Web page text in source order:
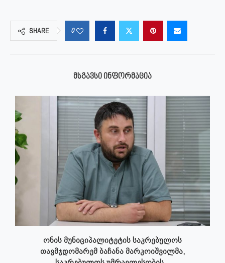
SHARE 0
ᲛᲡᲒᲐᲕᲡᲘ ᲘᲜᲤᲝᲠᲛᲐᲪᲘᲐ
ონის მუნიციპალიტეტის საკრებულოს
თავმჯდომარემ ბაჩანა მარკოიშვილმა,